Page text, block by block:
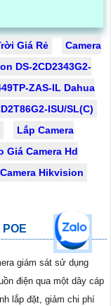
Giá Rẻ
Camera
DS-2CD2343G2-
ZAS-IL Dahua
ISU/SL(C)
Lắp Camera
Giá Camera Hd
Hikvision
giám sát sử dụng
điện qua một dây cáp
lắp đặt, giảm chi phí